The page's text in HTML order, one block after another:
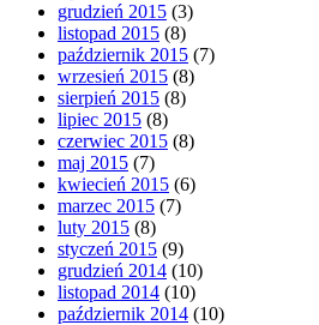
grudzień 2015 (3)
listopad 2015 (8)
październik 2015 (7)
wrzesień 2015 (8)
sierpień 2015 (8)
lipiec 2015 (8)
czerwiec 2015 (8)
maj 2015 (7)
kwiecień 2015 (6)
marzec 2015 (7)
luty 2015 (8)
styczeń 2015 (9)
grudzień 2014 (10)
listopad 2014 (10)
październik 2014 (10)